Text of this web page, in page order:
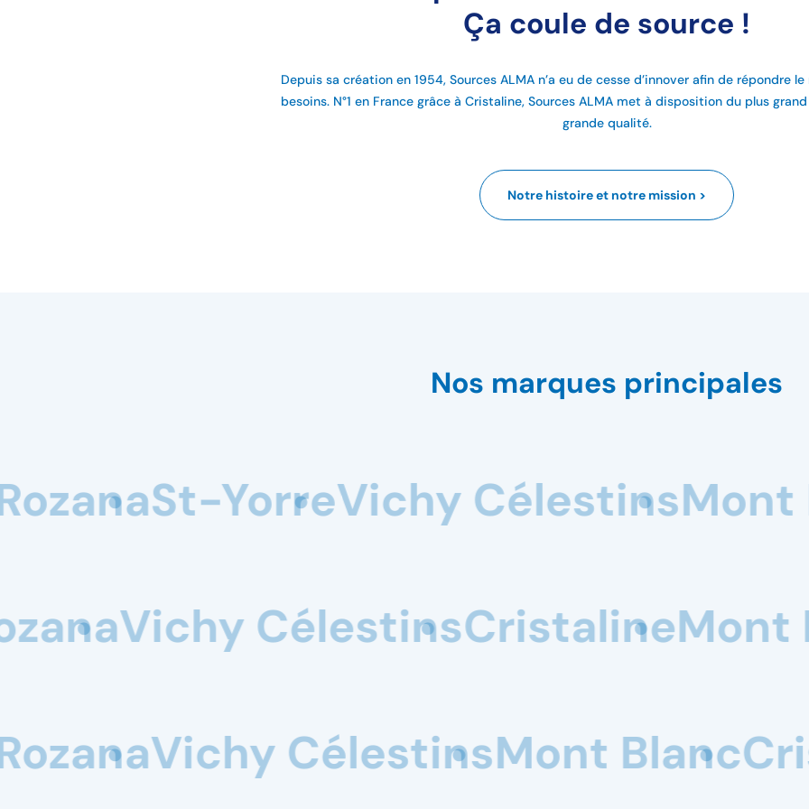
Ça coule de source !
Depuis sa création en 1954, Sources ALMA n’a eu de cesse d’innover afin de répondre
besoins. N°1 en France grâce à Cristaline, Sources ALMA met à disposition du plus
grande qualité.
Notre histoire et notre mission >
Nos marques principales
CélestinsMont BlancCristaline
BlancSt-YorreRozanaVichy
Mont BlancCristalineSt-Yorre